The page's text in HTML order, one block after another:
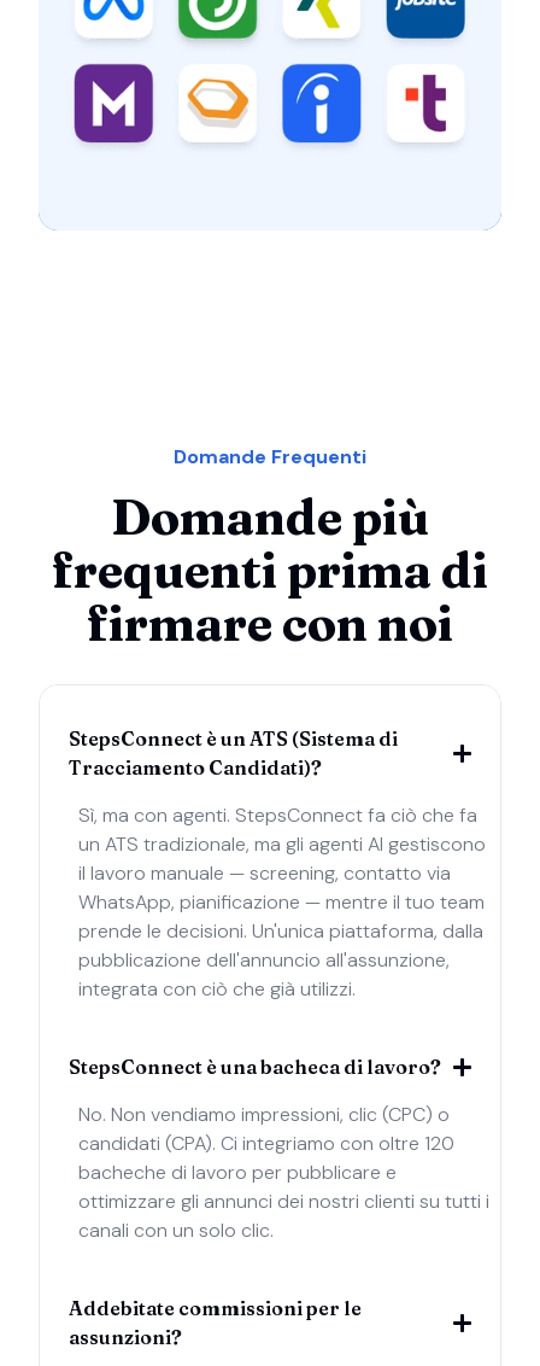
Domande Frequenti
Domande più
frequenti prima di
firmare con noi
StepsConnect è un ATS (Sistema di
Tracciamento Candidati)?
Sì, ma con agenti. StepsConnect fa ciò che fa
un ATS tradizionale, ma gli agenti AI gestiscono
il lavoro manuale — screening, contatto via
WhatsApp, pianificazione — mentre il tuo team
prende le decisioni. Un'unica piattaforma, dalla
pubblicazione dell'annuncio all'assunzione,
integrata con ciò che già utilizzi.
StepsConnect è una bacheca di lavoro?
No. Non vendiamo impressioni, clic (CPC) o
candidati (CPA). Ci integriamo con oltre 120
bacheche di lavoro per pubblicare e
ottimizzare gli annunci dei nostri clienti su tutti i
canali con un solo clic.
Addebitate commissioni per le
assunzioni?